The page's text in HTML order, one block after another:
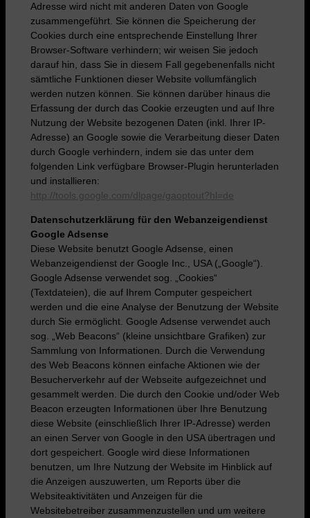
Adresse wird nicht mit anderen Daten von Google
zusammengeführt. Sie können die Speicherung der
Cookies durch eine entsprechende Einstellung Ihrer
Browser-Software verhindern; wir weisen Sie jedoch
darauf hin, dass Sie in diesem Fall gegebenenfalls nicht
sämtliche Funktionen dieser Website vollumfänglich
werden nutzen können. Sie können darüber hinaus die
Erfassung der durch das Cookie erzeugten und auf Ihre
Nutzung der Website bezogenen Daten (inkl. Ihrer IP-
Adresse) an Google sowie die Verarbeitung dieser Daten
durch Google verhindern, indem sie das unter dem
folgenden Link verfügbare Browser-Plugin herunterladen
und installieren:
http://tools.google.com/dlpage/gaoptout?hl=de
Datenschutzerklärung für den Webanzeigendienst
Google Adsense
Diese Website benutzt Google Adsense, einen
Webanzeigendienst der Google Inc., USA („Google“).
Google Adsense verwendet sog. „Cookies“
(Textdateien), die auf Ihrem Computer gespeichert
werden und die eine Analyse der Benutzung der Website
durch Sie ermöglicht. Google Adsense verwendet auch
sog. „Web Beacons“ (kleine unsichtbare Grafiken) zur
Sammlung von Informationen. Durch die Verwendung
des Web Beacons können einfache Aktionen wie der
Besucherverkehr auf der Webseite aufgezeichnet und
gesammelt werden. Die durch den Cookie und/oder Web
Beacon erzeugten Informationen über Ihre Benutzung
diese Website (einschließlich Ihrer IP-Adresse) werden
an einen Server von Google in den USA übertragen und
dort gespeichert. Google wird diese Informationen
benutzen, um Ihre Nutzung der Website im Hinblick auf
die Anzeigen auszuwerten, um Reports über die
Websiteaktivitäten und Anzeigen für die
Websitebetreiber zusammenzustellen und um weitere